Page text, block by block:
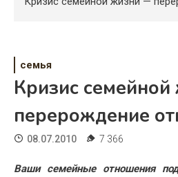
Жизнь
Хобби
семья
Кризис
перерождение
08.07.2010 7 366
Ваши семейные отношения